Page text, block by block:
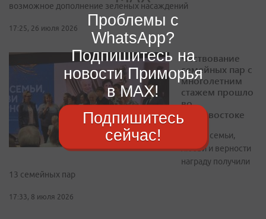
возможное дополнение зеленых насаждений
17:25, 26 июля 2026
Чествование
семейных пар с
многолетним
стажем прошло
во
Владивостоке
В День семьи,
любви и верности
награду получили
13 семейных пар
17:33, 8 июля 2026
Проблемы с
WhatsApp?
Подпишитесь на
новости Приморья
в MAX!
Подпишитесь
сейчас!